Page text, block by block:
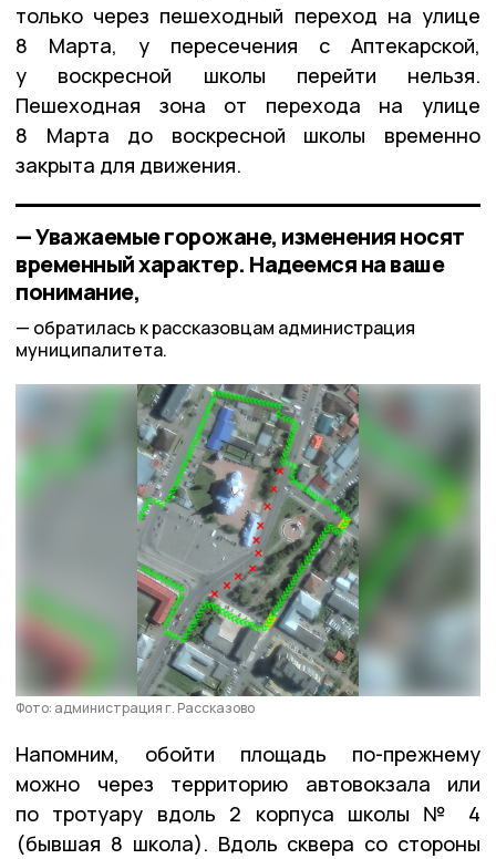
только через пешеходный переход на улице
8 Марта, у пересечения с Аптекарской,
у воскресной школы перейти нельзя.
Пешеходная зона от перехода на улице
8 Марта до воскресной школы временно
закрыта для движения.
— Уважаемые горожане, изменения носят
временный характер. Надеемся на ваше
понимание,
обратилась к рассказовцам администрация
муниципалитета.
Фото: администрация г. Рассказово
Напомним, обойти площадь по-прежнему
можно через территорию автовокзала или
по тротуару вдоль 2 корпуса школы № 4
(бывшая 8 школа). Вдоль сквера со стороны